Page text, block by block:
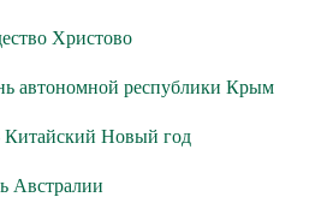
Христово
автономной республики Крым
Китайский Новый год
Австралии